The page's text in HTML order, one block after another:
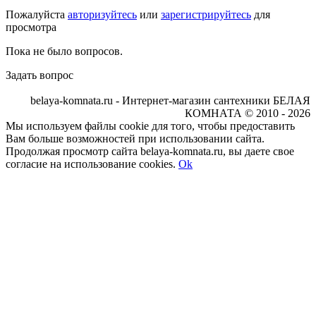
Пожалуйста авторизуйтесь или зарегистрируйтесь для
просмотра
Пока не было вопросов.
Задать вопрос
belaya-komnata.ru - Интернет-магазин сантехники БЕЛАЯ
КОМНАТА © 2010 - 2026
Мы используем файлы cookie для того, чтобы предоставить
Вам больше возможностей при использовании сайта.
Продолжая просмотр сайта belaya-komnata.ru, вы даете свое
согласие на использование cookies. Ok